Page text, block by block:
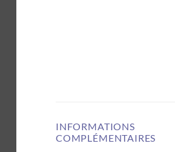
INFORMATIONS
COMPLÉMENTAIRES